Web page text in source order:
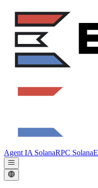
Agent IA SolanaRPC Solana